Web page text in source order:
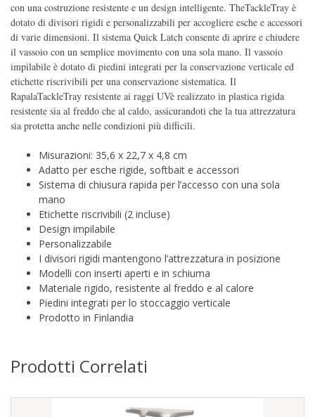
con una costruzione resistente e un design intelligente. TheTackleTray è
dotato di divisori rigidi e personalizzabili per accogliere esche e accessori
di varie dimensioni. Il sistema Quick Latch consente di aprire e chiudere
il vassoio con un semplice movimento con una sola mano. Il vassoio
impilabile è dotato di piedini integrati per la conservazione verticale ed
etichette riscrivibili per una conservazione sistematica. Il
RapalaTackleTray resistente ai raggi UVè realizzato in plastica rigida
resistente sia al freddo che al caldo, assicurandoti che la tua attrezzatura
sia protetta anche nelle condizioni più difficili.
Misurazioni: 35,6 x 22,7 x 4,8 cm
Adatto per esche rigide, softbait e accessori
Sistema di chiusura rapida per l’accesso con una sola
mano
Etichette riscrivibili (2 incluse)
Design impilabile
Personalizzabile
I divisori rigidi mantengono l’attrezzatura in posizione
Modelli con inserti aperti e in schiuma
Materiale rigido, resistente al freddo e al calore
Piedini integrati per lo stoccaggio verticale
Prodotto in Finlandia
Prodotti Correlati